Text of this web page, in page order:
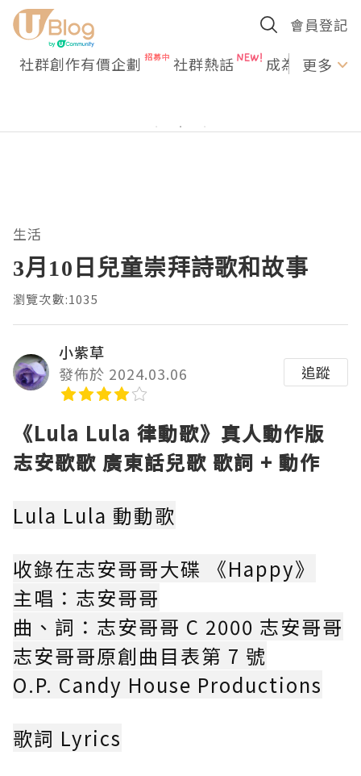
會員登記
社群創作有價企劃 社群熱話 成為U更多
生活
3月10日兒童崇拜詩歌和故事
瀏覽次數:1035
小紫草
發佈於 2024.03.06
追蹤
《Lula Lula 律動歌》真人動作版
志安歌歌 廣東話兒歌 歌詞 + 動作
Lula Lula 動動歌
收錄在志安哥哥大碟 《Happy》
主唱：志安哥哥
曲、詞：志安哥哥 C 2000 志安哥哥
志安哥哥原創曲目表第 7 號
O.P. Candy House Productions
歌詞 Lyrics